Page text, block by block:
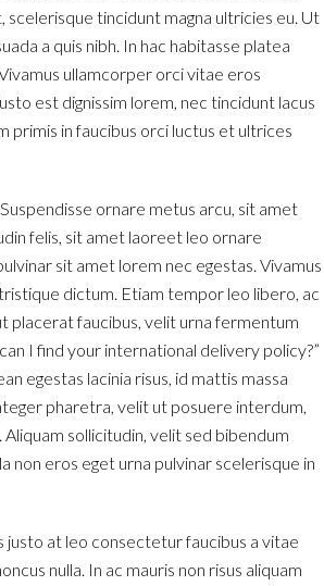
tincidunt magna ultricies eu. Ut
a quis nibh. In hac habitasse platea
ullamcorper orci vitae eros
est dignissim lorem, nec tincidunt lacus
primis in faucibus orci luctus et ultrices
ornare metus arcu, sit amet
felis, sit amet laoreet leo ornare
sit amet lorem nec egestas. Vivamus
dictum. Etiam tempor leo libero, ac
placerat faucibus, velit urna fermentum
I find your international delivery policy?”
egestas lacinia risus, id mattis massa
pharetra, velit ut posuere interdum,
sollicitudin, velit sed bibendum
eros eget urna pulvinar scelerisque in
justo at leo consectetur faucibus a vitae
nulla. In ac mauris non risus aliquam